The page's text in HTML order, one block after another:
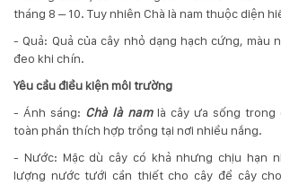
tháng 8 – 10. Tuy nhiên Chà là nam thuộc diện
- Quả: Quả của cây nhỏ dạng hạch cứng, màu
đeo khi chín.
Yêu cầu điều kiện môi trường
- Ánh sáng: Chà là namlà cây ưa sống trong
toàn phần thích hợp trồng tại nơi nhiều nắng.
- Nước: Mặc dù cây có khả nhưng chịu hạn
lượng nước tưới cần thiết cho cây để cây